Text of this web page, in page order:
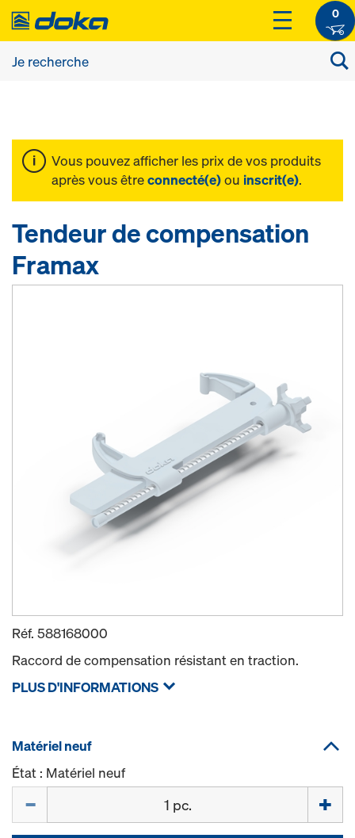
0
Vous pouvez afficher les prix de vos produits
après vous êtreconnecté(e)ou inscrit(e).
Tendeur de compensation
Framax
Réf. 588168000
Raccord de compensation résistant en traction.
PLUS D'INFORMATIONS
Matériel neuf
État : Matériel neuf